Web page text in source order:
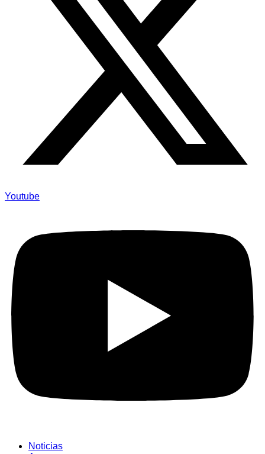
Youtube
Noticias